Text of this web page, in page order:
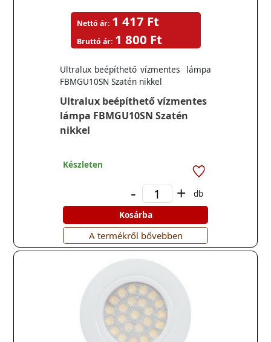
Ultralux beépíthető vízmentes
lámpa FBMGU10SN Szatén
nikkel
Ultralux beépíthető vízmentes lámpa
FBMGU10SN Szatén nikkel
Nettó ár: 1 417 Ft
Bruttó ár: 1 800 Ft
Készleten
- +
db
Kosárba
A termékről bővebben